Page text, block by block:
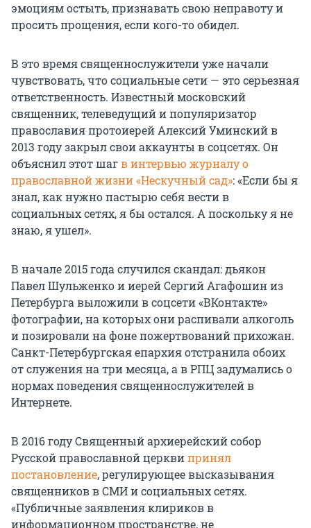
эмоциям остыть, признавать свою неправоту и
просить прощения, если кого-то обидел.
В это время священнослужители уже начали
чувствовать, что социальные сети — это серьезная
ответственность. Известный московский
священник, телеведущий и популяризатор
православия протоиерей Алексий Уминский в
2013 году закрыл свои аккаунты в соцсетях. Он
объяснил этот шагв интервью журналу о
православной жизни «Нескучный сад»: «Если бы я
знал, как нужно пастырю себя вести в
социальных сетях, я бы остался. А поскольку я не
знаю, я ушел».
В начале 2015 года случился скандал: дьякон
Павел Шульженко и иерей Сергий Агафошин из
Петербурга выложили в соцсети «ВКонтакте»
фотографии, на которых они распивали алкоголь
и позировали на фоне пожертвований прихожан.
Санкт-Петербургская епархия отстранила обоих
от служения на три месяца, а в РПЦ задумались о
нормах поведения священнослужителей в
Интернете.
В 2016 году Священный архиерейский собор
Русской православной церквипринял
постановление, регулирующее высказывания
священников в СМИ и социальных сетях.
«Публичные заявления клириков в
информационном пространстве, не